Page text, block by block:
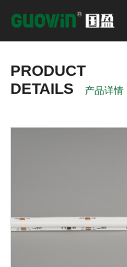
PRODUCT
DETAILS
产品详情